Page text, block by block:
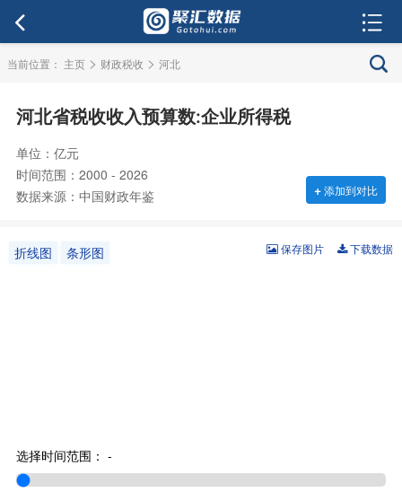
当前位置： 主页 > 财政税收 > 河北
河北省税收收入预算数:企业所得税
单位：亿元
时间范围：2000 - 2026
数据来源：中国财政年鉴
+添加到对比
折线图 条形图 下载数据
保存图片
选择时间范围： -